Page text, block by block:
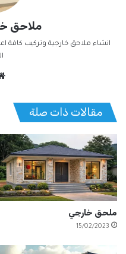
ملاحق
انشاء ملاحق خارجية وتركيب كافة
مقالات ذات صلة
ملحق خارجي
15/02/2023